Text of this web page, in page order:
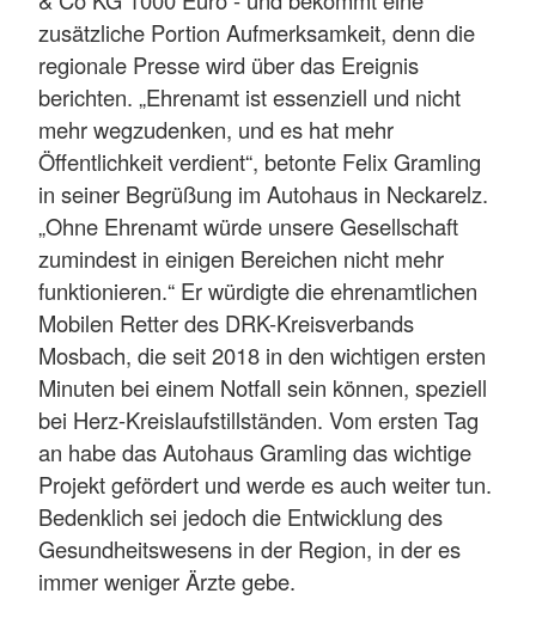
zusätzliche Portion Aufmerksamkeit, denn die
regionale Presse wird über das Ereignis
berichten. „Ehrenamt ist essenziell und nicht
mehr wegzudenken, und es hat mehr
Öffentlichkeit verdient“, betonte Felix Gramling
in seiner Begrüßung im Autohaus in Neckarelz.
„Ohne Ehrenamt würde unsere Gesellschaft
zumindest in einigen Bereichen nicht mehr
funktionieren.“ Er würdigte die ehrenamtlichen
Mobilen Retter des DRK-Kreisverbands
Mosbach, die seit 2018 in den wichtigen ersten
Minuten bei einem Notfall sein können, speziell
bei Herz-Kreislaufstillständen. Vom ersten Tag
an habe das Autohaus Gramling das wichtige
Projekt gefördert und werde es auch weiter tun.
Bedenklich sei jedoch die Entwicklung des
Gesundheitswesens in der Region, in der es
immer weniger Ärzte gebe.